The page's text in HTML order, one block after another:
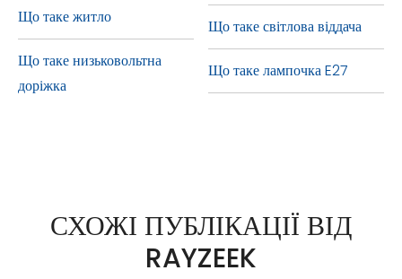
Що таке житло
Що таке низьковольтна
доріжка
Що таке світлова віддача
Що таке лампочка E27
СХОЖІ ПУБЛІКАЦІЇ ВІД
RAYZEEK